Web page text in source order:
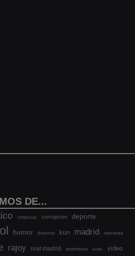
DE...
chapuzas corrupcion deporte
humor internet kun madrid mentiras
rajoy real madrid terrorismo twitter video